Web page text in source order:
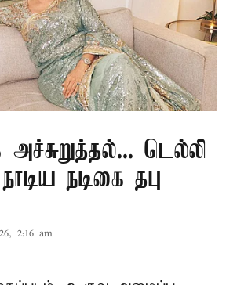
டெல்லி
நடிகை தபு
2:16 am